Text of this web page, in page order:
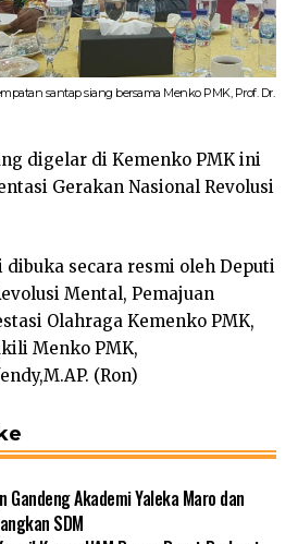
santap siang bersama Menko PMK, Prof. Dr.
digelar di Kemenko PMK ini
Gerakan Nasional Revolusi
secara resmi oleh Deputi
Mental, Pemajuan
Olahraga Kemenko PMK,
Menko PMK,
(Ron)
Gandeng Akademi Yaleka Maro dan
SDM